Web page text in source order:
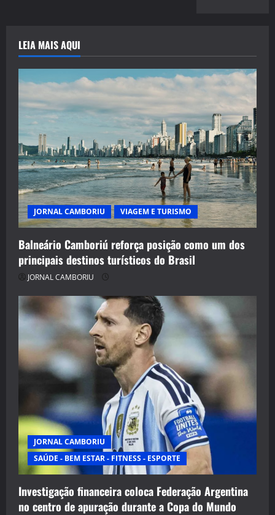
LEIA MAIS AQUI
JORNAL CAMBORIU VIAGEM E TURISMO
Balneário Camboriú reforça posição como um dos
principais destinos turísticos do Brasil
JORNAL CAMBORIU
JORNAL CAMBORIU
SAÚDE - BEM ESTAR - FITNESS - ESPORTE
Investigação financeira coloca Federação Argentina
no centro de apuração durante a Copa do Mundo